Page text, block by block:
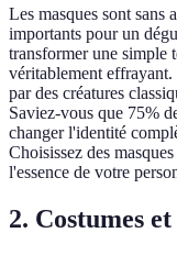
Les masques sont sans
importants pour un
transformer une simple
véritablement effrayant.
par des créatures
Saviez-vous que 75%
changer l'identité
Choisissez des
l'essence de votre
2. Costumes